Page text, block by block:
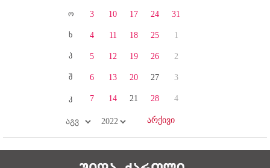
ო
ხ
პ
შ
კ
3
4
5
6
7
10
11
12
13
14
17
18
19
20
21
24
25
26
27
28
31
1
2
3
4